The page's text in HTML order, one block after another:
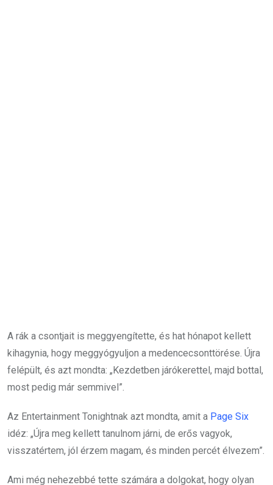
A rák a csontjait is meggyengítette, és hat hónapot kellett
kihagynia, hogy meggyógyuljon a medencecsonttörése. Újra
felépült, és azt mondta: „Kezdetben járókerettel, majd bottal,
most pedig már semmivel”.
Az Entertainment Tonightnak azt mondta, amit a Page Six
idéz: „Újra meg kellett tanulnom járni, de erős vagyok,
visszatértem, jól érzem magam, és minden percét élvezem”.
Ami még nehezebbé tette számára a dolgokat, hogy olyan